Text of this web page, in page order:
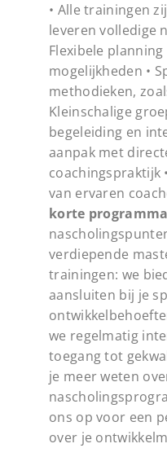
• Alle trainingen
leveren volledige
Flexibele
mogelijkheden •
methodieken,
Kleinschalige
begeleiding en
aanpak met
coachingspraktijk
van ervaren
korte
verdiepende
trainingen: we
aansluiten bij je
we regelmatig
toegang tot
je meer weten
ons op voor een
over je